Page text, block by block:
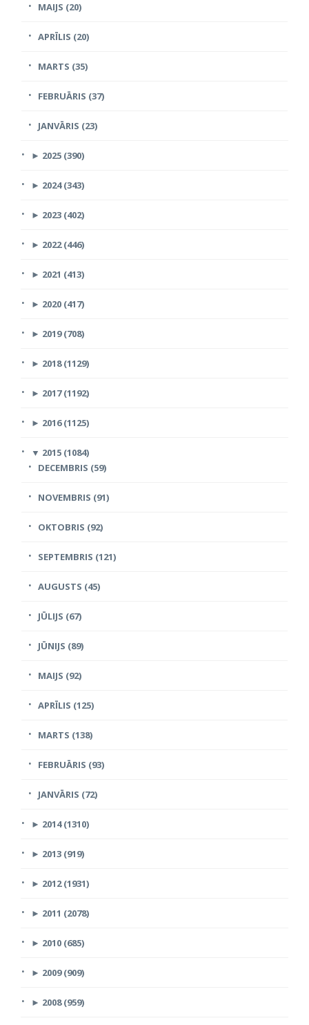
MAIJS (20)
APRĪLIS (20)
MARTS (35)
FEBRUĀRIS (37)
JANVĀRIS (23)
► 2025 (390)
► 2024 (343)
► 2023 (402)
► 2022 (446)
► 2021 (413)
► 2020 (417)
► 2019 (708)
► 2018 (1129)
► 2017 (1192)
► 2016 (1125)
▼ 2015 (1084)
DECEMBRIS (59)
NOVEMBRIS (91)
OKTOBRIS (92)
SEPTEMBRIS (121)
AUGUSTS (45)
JŪLIJS (67)
JŪNIJS (89)
MAIJS (92)
APRĪLIS (125)
MARTS (138)
FEBRUĀRIS (93)
JANVĀRIS (72)
► 2014 (1310)
► 2013 (919)
► 2012 (1931)
► 2011 (2078)
► 2010 (685)
► 2009 (909)
► 2008 (959)